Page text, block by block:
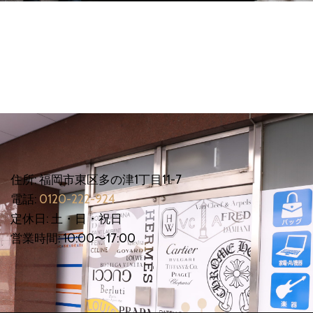
住所: 福岡市東区多の津1丁目11-7
電話: 0120-222-924
定休日: 土・日・祝日
営業時間: 10:00〜17:00